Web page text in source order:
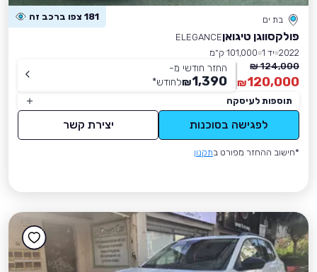
בת ים 181 צפו ברכב זה
פולקסווגן טיגואןELEGANCE
2022 יד 1
101,000 ק״מ
124,000 ₪
120,000
₪
החזר חודשי מ-
1,390
₪לחודש*
תוספות לעיסקה
לפגישה בסוכנות יצירת קשר
*חישוב ההחזר מפורט בתקנון